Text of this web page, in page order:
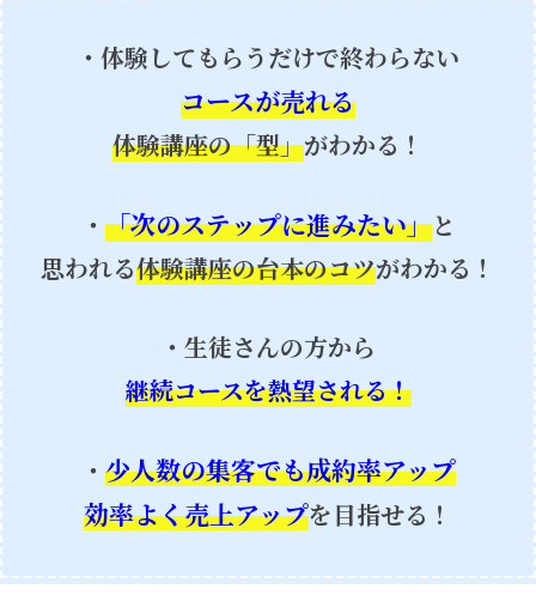
・体験してもらうだけで終わらない
コースが売れる
体験講座の「型」がわかる！
・ 「次のステップに進みたい」と
思われる体験講座の台本のコツがわかる！
・生徒さんの方から
継続コースを熱望される！
・ 少人数の集客でも成約率アップ
効率よく売上アップを目指せる！